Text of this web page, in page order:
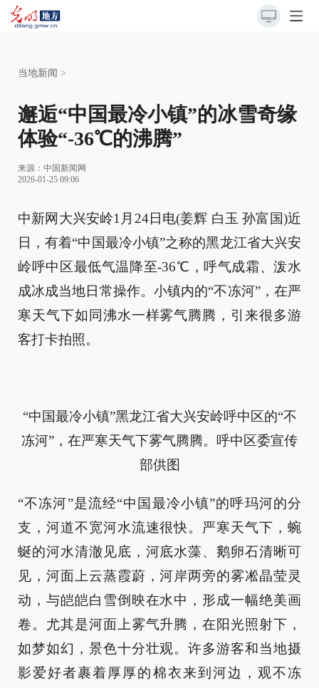
当地新闻 >
邂逅“中国最冷小镇”的冰雪奇缘
体验“-36℃的沸腾”
来源： 中国新闻网
2026-01-25 09:06
中新网大兴安岭1月24日电(姜辉 白玉 孙富国)近
日，有着“中国最冷小镇”之称的黑龙江省大兴安
岭呼中区最低气温降至-36℃，呼气成霜、泼水
成冰成当地日常操作。小镇内的“不冻河”，在严
寒天气下如同沸水一样雾气腾腾，引来很多游
客打卡拍照。
“中国最冷小镇”黑龙江省大兴安岭呼中区的“不
冻河”，在严寒天气下雾气腾腾。呼中区委宣传
部供图
“不冻河”是流经“中国最冷小镇”的呼玛河的分
支，河道不宽河水流速很快。严寒天气下，蜿
蜒的河水清澈见底，河底水藻、鹅卵石清晰可
见，河面上云蒸霞蔚，河岸两旁的雾凇晶莹灵
动，与皑皑白雪倒映在水中，形成一幅绝美画
卷。尤其是河面上雾气升腾，在阳光照射下，
如梦如幻，景色十分壮观。许多游客和当地摄
影爱好者裹着厚厚的棉衣来到河边，观不冻